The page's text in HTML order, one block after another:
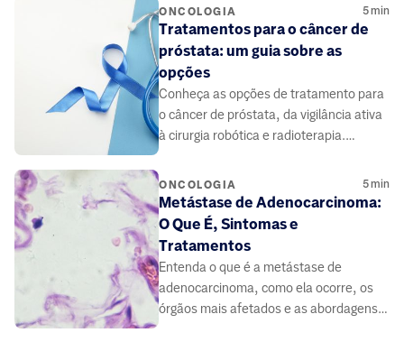
ONCOLOGIA 5min
Tratamentos para o câncer de
próstata: um guia sobre as
opções
Conheça as opções de tratamento para
o câncer de próstata, da vigilância ativa
à cirurgia robótica e radioterapia.
ONCOLOGIA 5min
Metástase de Adenocarcinoma:
O Que É, Sintomas e
Tratamentos
Entenda o que é a metástase de
adenocarcinoma, como ela ocorre, os
órgãos mais afetados e as abordagens